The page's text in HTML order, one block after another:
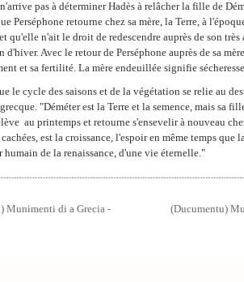
pas à déterminer Hadès à relâcher la fille de
Perséphone retourne chez sa mère, la Terre, à
qu'elle n'ait le droit de redescendre auprès de son très
d'hiver. Avec le retour de Perséphone auprès de sa
et sa fertilité. La mère endeuillée signifie
le cycle des saisons et de la végétation se relie au
"Déméter est la Terre et la semence, mais sa
au printemps et retourne s'ensevelir à nouveau
est la croissance, l'espoir en même temps que
humain de la renaissance, d'une vie éternelle."
Munimenti di a Grecia -
(Ducumentu)